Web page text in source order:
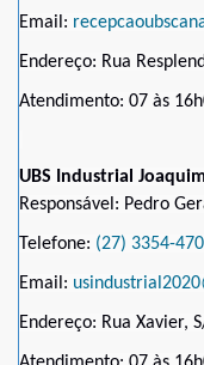
Email:
Endereço: Rua
Atendimento: 07 às
UBS Industrial
Responsável: Pedro
Telefone: (27) 3354-
Email:
Endereço: Rua Xavier,